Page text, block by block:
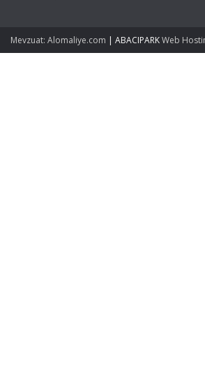
Mevzuat: Alomaliye.com | ABACIPARKWeb